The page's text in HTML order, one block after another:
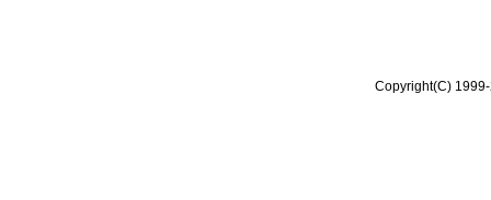
Copyright(C)